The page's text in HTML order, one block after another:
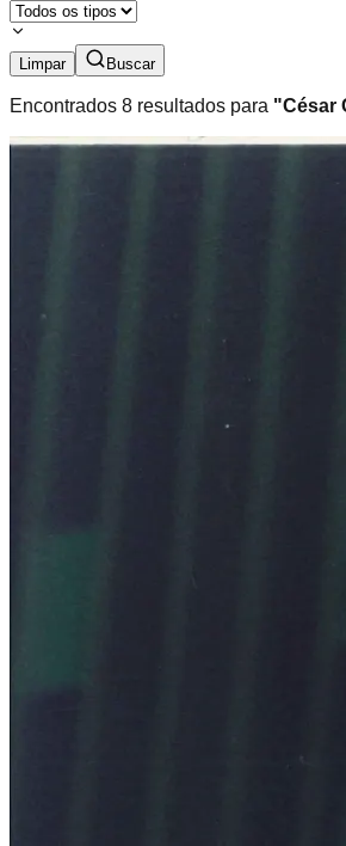
Limpar Buscar
Encontrados 8 resultados para "César